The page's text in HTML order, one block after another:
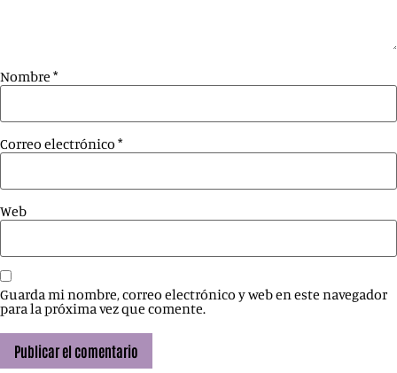
Nombre *
Correo electrónico *
Web
Guarda mi nombre, correo electrónico y web en este navegador
para la próxima vez que comente.